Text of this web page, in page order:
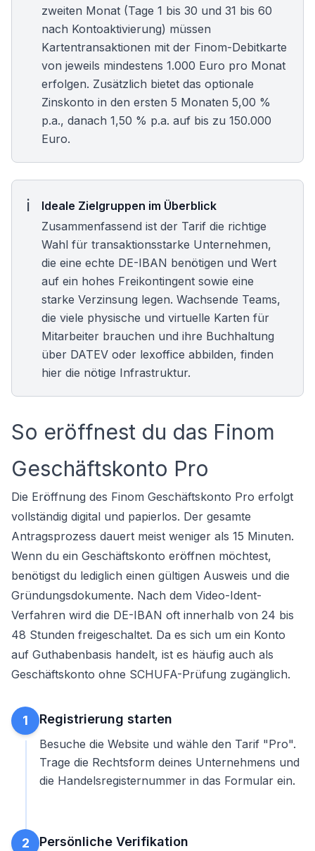
zweiten Monat (Tage 1 bis 30 und 31 bis 60
nach Kontoaktivierung) müssen
Kartentransaktionen mit der Finom-Debitkarte
von jeweils mindestens 1.000 Euro pro Monat
erfolgen. Zusätzlich bietet das optionale
Zinskonto in den ersten 5 Monaten 5,00 %
p.a., danach 1,50 % p.a. auf bis zu 150.000
Euro.
Ideale Zielgruppen im Überblick
Zusammenfassend ist der Tarif die richtige
Wahl für transaktionsstarke Unternehmen,
die eine echte DE-IBAN benötigen und Wert
auf ein hohes Freikontingent sowie eine
starke Verzinsung legen. Wachsende Teams,
die viele physische und virtuelle Karten für
Mitarbeiter brauchen und ihre Buchhaltung
über DATEV oder lexoffice abbilden, finden
hier die nötige Infrastruktur.
So eröffnest du das Finom
Geschäftskonto Pro
Die Eröffnung des Finom Geschäftskonto Pro erfolgt
vollständig digital und papierlos. Der gesamte
Antragsprozess dauert meist weniger als 15 Minuten.
Wenn du ein Geschäftskonto eröffnen möchtest,
benötigst du lediglich einen gültigen Ausweis und die
Gründungsdokumente. Nach dem Video-Ident-
Verfahren wird die DE-IBAN oft innerhalb von 24 bis
48 Stunden freigeschaltet. Da es sich um ein Konto
auf Guthabenbasis handelt, ist es häufig auch als
Geschäftskonto ohne SCHUFA-Prüfung zugänglich.
1 Registrierung starten
Besuche die Website und wähle den Tarif "Pro".
Trage die Rechtsform deines Unternehmens und
die Handelsregisternummer in das Formular ein.
2 Persönliche Verifikation